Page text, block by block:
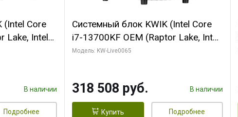
(Intel Core
Lake, Intel
(2
В наличии
Подробнее
Системный блок KWIK (Intel Core
i7-13700KF OEM (Raptor Lake, Intel
7, C16 8EC/8PC/ 64 ГБ ОЗУ (2
2/ 1 ТБ SSD)
Модель: KW-Live0065
318 508 руб. В наличии
Купить Подробнее